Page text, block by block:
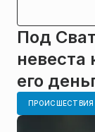
Под
невеста
его
ПРОИСШЕСТВИЯ